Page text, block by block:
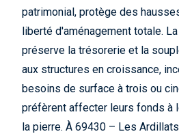
patrimonial, protège des
liberté d'aménagement totale.
préserve la trésorerie et la
aux structures en croissance,
besoins de surface à trois ou
préfèrent affecter leurs fonds à
la pierre. À 69430 – Les